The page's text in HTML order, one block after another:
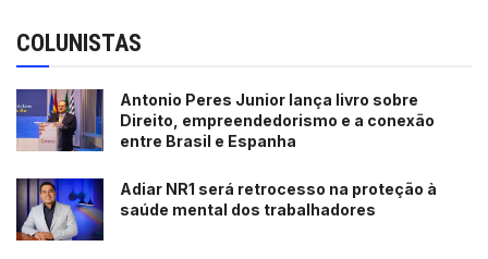
COLUNISTAS
Antonio Peres Junior lança livro sobre
Direito, empreendedorismo e a conexão
entre Brasil e Espanha
Adiar NR1 será retrocesso na proteção à
saúde mental dos trabalhadores